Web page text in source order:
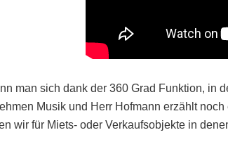
man sich dank der 360 Grad Funktion,
Musik und Herr Hofmann erzählt
wir für Miets- oder Verkaufsobjekte in